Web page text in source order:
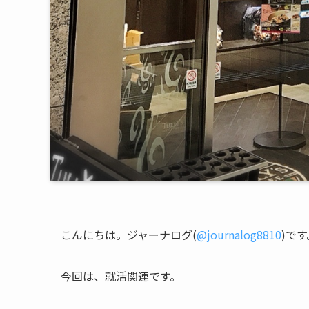
こんにちは。ジャーナログ(@journalog8810)で
今回は、就活関連です。